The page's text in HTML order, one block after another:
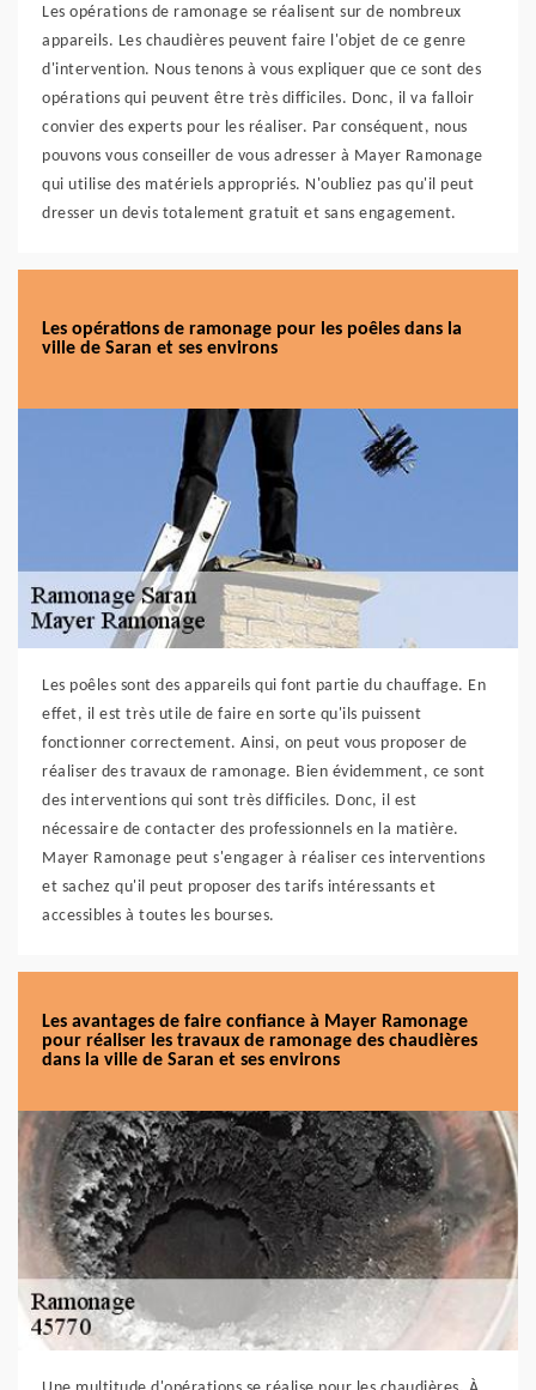
Les opérations de ramonage se réalisent sur de nombreux
appareils. Les chaudières peuvent faire l'objet de ce genre
d'intervention. Nous tenons à vous expliquer que ce sont des
opérations qui peuvent être très difficiles. Donc, il va falloir
convier des experts pour les réaliser. Par conséquent, nous
pouvons vous conseiller de vous adresser à Mayer Ramonage
qui utilise des matériels appropriés. N'oubliez pas qu'il peut
dresser un devis totalement gratuit et sans engagement.
Les opérations de ramonage pour les poêles dans la
ville de Saran et ses environs
Les poêles sont des appareils qui font partie du chauffage. En
effet, il est très utile de faire en sorte qu'ils puissent
fonctionner correctement. Ainsi, on peut vous proposer de
réaliser des travaux de ramonage. Bien évidemment, ce sont
des interventions qui sont très difficiles. Donc, il est
nécessaire de contacter des professionnels en la matière.
Mayer Ramonage peut s'engager à réaliser ces interventions
et sachez qu'il peut proposer des tarifs intéressants et
accessibles à toutes les bourses.
Les avantages de faire confiance à Mayer Ramonage
pour réaliser les travaux de ramonage des chaudières
dans la ville de Saran et ses environs